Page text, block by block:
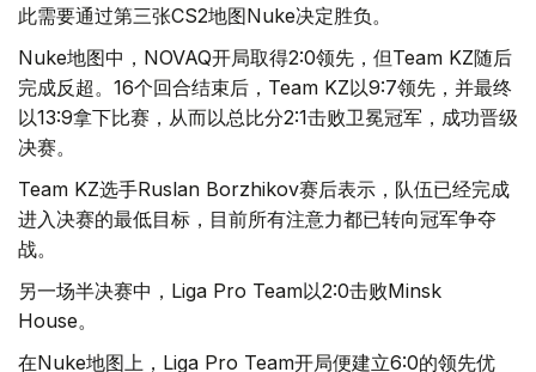
此需要通过第三张CS2地图Nuke决定胜负。
Nuke地图中，NOVAQ开局取得2:0领先，但Team KZ随后
完成反超。16个回合结束后，Team KZ以9:7领先，并最终
以13:9拿下比赛，从而以总比分2:1击败卫冕冠军，成功晋级
决赛。
Team KZ选手Ruslan Borzhikov赛后表示，队伍已经完成
进入决赛的最低目标，目前所有注意力都已转向冠军争夺
战。
另一场半决赛中，Liga Pro Team以2:0击败Minsk
House。
在Nuke地图上，Liga Pro Team开局便建立6:0的领先优